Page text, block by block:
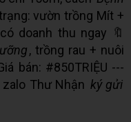
vườn trồng Mít +
doanh thu ngay 🔖
, trồng rau + nuôi
bán: #850TRIỆU ---
Thư Nhận ký gửi